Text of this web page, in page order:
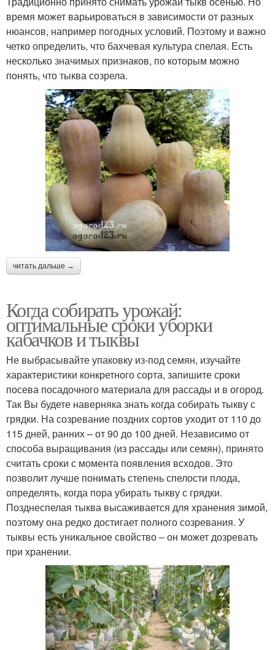
время может варьироваться в зависимости от разных
нюансов, например погодных условий. Поэтому и важно
четко определить, что бахчевая культура спелая. Есть
несколько значимых признаков, по которым можно
понять, что тыква созрела.
читать дальше →
Когда собирать урожай:
оптимальные сроки уборки
кабачков и тыквы
Не выбрасывайте упаковку из-под семян, изучайте
характеристики конкретного сорта, запишите сроки
посева посадочного материала для рассады и в огород.
Так Вы будете наверняка знать когда собирать тыкву с
грядки. На созревание поздних сортов уходит от 110 до
115 дней, ранних – от 90 до 100 дней. Независимо от
способа выращивания (из рассады или семян), принято
считать сроки с момента появления всходов. Это
позволит лучше понимать степень спелости плода,
определять, когда пора убирать тыкву с грядки.
Позднеспелая тыква высаживается для хранения зимой,
поэтому она редко достигает полного созревания. У
тыквы есть уникальное свойство – он может дозревать
при хранении.